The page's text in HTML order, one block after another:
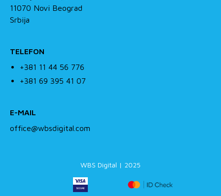
11070 Novi Beograd
Srbija
TELEFON
+381 11 44 56 776
+381 69 395 41 07
E-MAIL
office@wbsdigital.com
WBS Digital | 2025